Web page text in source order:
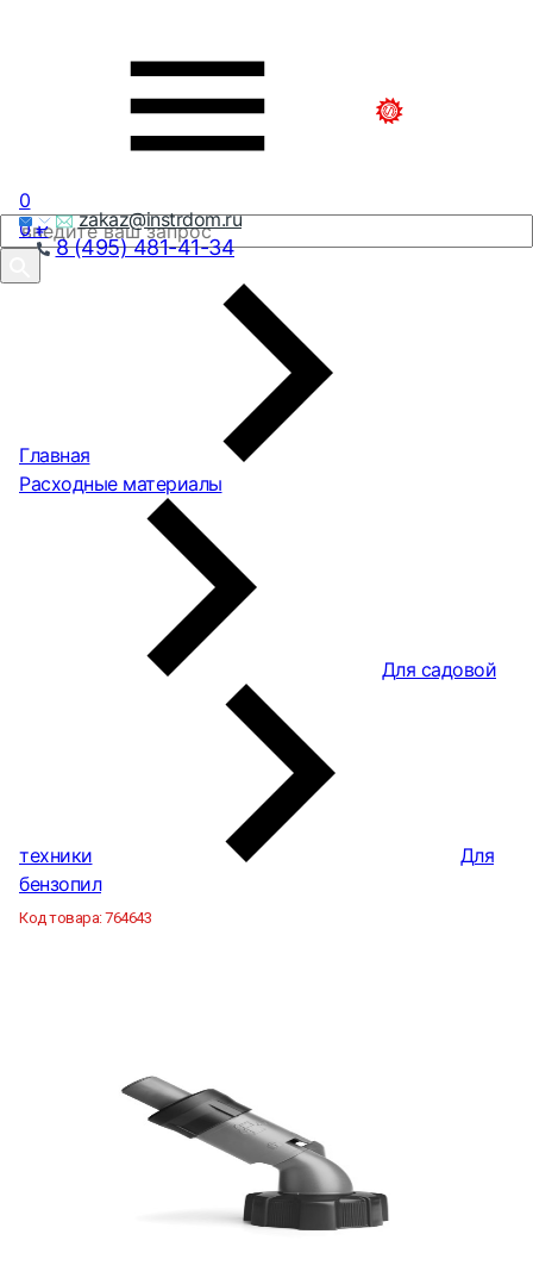
zakaz@instrdom.ru
8 (495) 481-41-34
0
0₽
Главная
Расходные материалы
Для садовой
техники
Для
бензопил
Код товара:764643